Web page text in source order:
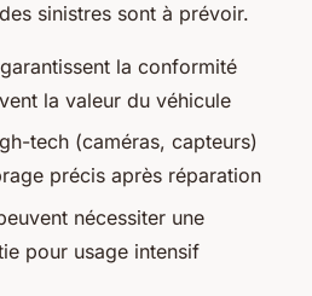
sinistres sont à prévoir.
la conformité
la valeur du véhicule
tech (caméras, capteurs)
précis après réparation
nécessiter une
pour usage intensif